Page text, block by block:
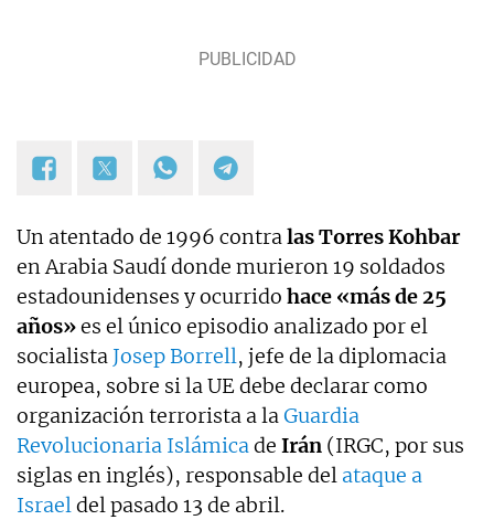
Un atentado de 1996 contralas Torres Kohbar
en Arabia Saudí donde murieron 19 soldados
estadounidenses y ocurrido hace «más de 25
años»es el único episodio analizado por el
socialista Josep Borrell, jefe de la diplomacia
europea, sobre si la UE debe declarar como
organización terrorista a laGuardia
Revolucionaria Islámicade Irán (IRGC, por sus
siglas en inglés), responsable del ataque a
Israeldel pasado 13 de abril.